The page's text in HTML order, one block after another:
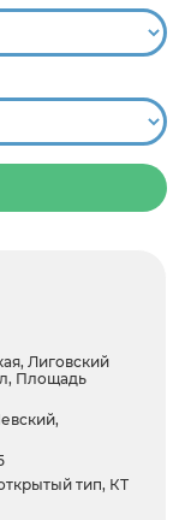
Лиговский
Площадь
тип, КТ